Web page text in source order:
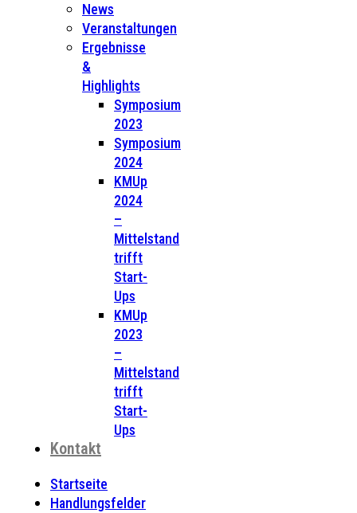
News
Veranstaltungen
Ergebnisse
&
Highlights
Symposium
2023
Symposium
2024
KMUp
2024
–
Mittelstand
trifft
Start-
Ups
KMUp
2023
–
Mittelstand
trifft
Start-
Ups
Kontakt
Startseite
Handlungsfelder